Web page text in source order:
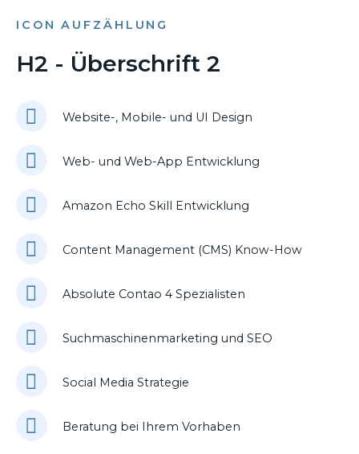
ICON AUFZÄHLUNG
H2 - Überschrift 2
Website-, Mobile- und UI Design
Web- und Web-App Entwicklung
Amazon Echo Skill Entwicklung
Content Management (CMS) Know-How
Absolute Contao 4 Spezialisten
Suchmaschinenmarketing und SEO
Social Media Strategie
Beratung bei Ihrem Vorhaben